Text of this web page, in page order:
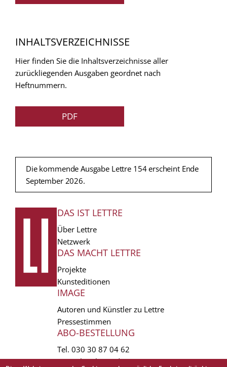
INHALTSVERZEICHNISSE
Hier finden Sie die Inhaltsverzeichnisse aller
zurückliegenden Ausgaben geordnet nach
Heftnummern.
PDF
Die kommende Ausgabe Lettre 154 erscheint Ende
September 2026.
FUSSZEILE
DAS IST LETTRE
Über Lettre
Netzwerk
DAS MACHT LETTRE
Projekte
Kunsteditionen
IMAGE
Autoren und Künstler zu Lettre
Pressestimmen
ABO-BESTELLUNG
Tel. 030 30 87 04 62
vertrieb(at)lettre.de